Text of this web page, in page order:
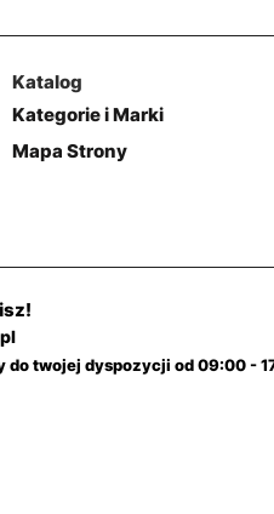
Katalog
Kategorie i Marki
Mapa Strony
do twojej dyspozycji od 09:00 -